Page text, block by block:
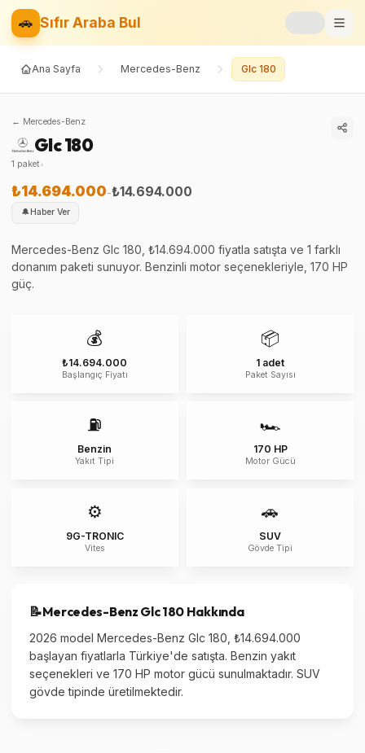
🚗 Sıfır Araba Bul
Markalar
📝Blog
⚡Elektrikli
⚖️Karşılaştır
Ana Sayfa Mercedes-Benz Glc 180
← Mercedes-Benz
Glc 180
1 paket•
₺14.694.000-₺14.694.000
🔔 Haber Ver
Mercedes-Benz Glc 180, ₺14.694.000 fiyatla satışta ve 1 farklı
donanım paketi sunuyor. Benzinli motor seçenekleriyle, 170 HP
güç.
💰
₺14.694.000
Başlangıç Fiyatı
📦
1 adet
Paket Sayısı
⛽
Benzin
Yakıt Tipi
🏎️
170 HP
Motor Gücü
⚙️
9G-TRONIC
Vites
🚗
SUV
Gövde Tipi
📝Mercedes-Benz Glc 180 Hakkında
2026 model Mercedes-Benz Glc 180, ₺14.694.000
başlayan fiyatlarla Türkiye'de satışta. Benzin yakıt
seçenekleri ve 170 HP motor gücü sunulmaktadır. SUV
gövde tipinde üretilmektedir.